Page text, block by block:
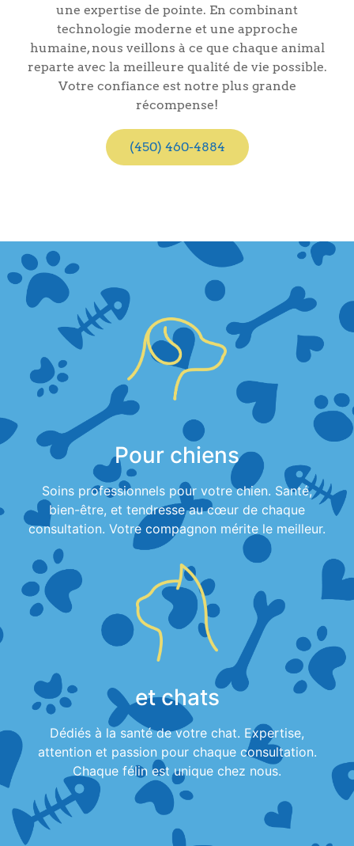
une expertise de pointe. En combinant
technologie moderne et une approche
humaine, nous veillons à ce que chaque animal
reparte avec la meilleure qualité de vie possible.
Votre confiance est notre plus grande
récompense!
(450) 460-4884
Pour chiens
Soins professionnels pour votre chien. Santé,
bien-être, et tendresse au cœur de chaque
consultation. Votre compagnon mérite le meilleur.
et chats
Dédiés à la santé de votre chat. Expertise,
attention et passion pour chaque consultation.
Chaque félin est unique chez nous.